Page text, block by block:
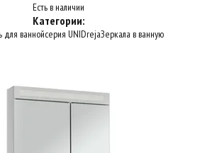
Есть в наличии
Категории:
для ваннойсерия UNIDrejaЗеркала в ванную